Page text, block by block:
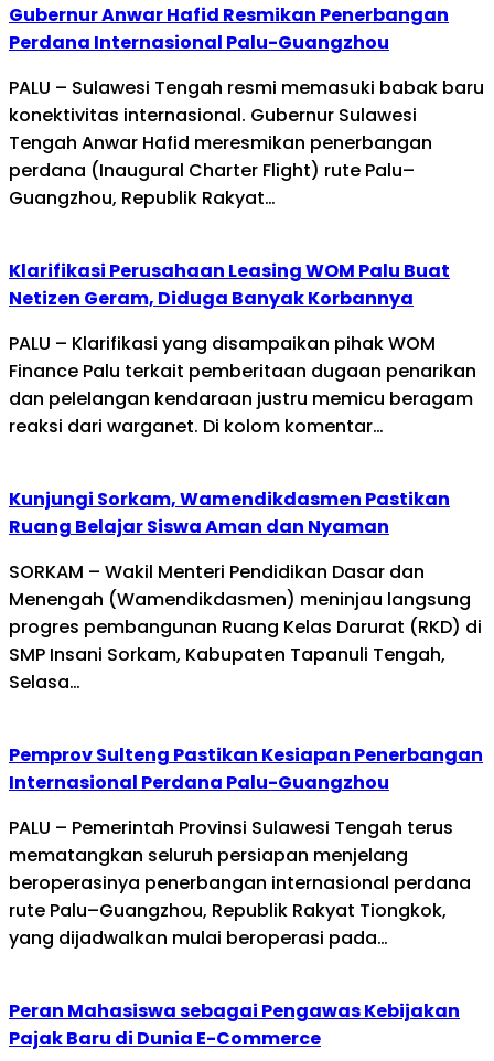
Gubernur Anwar Hafid Resmikan Penerbangan
Perdana Internasional Palu-Guangzhou
PALU – Sulawesi Tengah resmi memasuki babak baru
konektivitas internasional. Gubernur Sulawesi
Tengah Anwar Hafid meresmikan penerbangan
perdana (Inaugural Charter Flight) rute Palu–
Guangzhou, Republik Rakyat…
Klarifikasi Perusahaan Leasing WOM Palu Buat
Netizen Geram, Diduga Banyak Korbannya
PALU – Klarifikasi yang disampaikan pihak WOM
Finance Palu terkait pemberitaan dugaan penarikan
dan pelelangan kendaraan justru memicu beragam
reaksi dari warganet. Di kolom komentar…
Kunjungi Sorkam, Wamendikdasmen Pastikan
Ruang Belajar Siswa Aman dan Nyaman
SORKAM – Wakil Menteri Pendidikan Dasar dan
Menengah (Wamendikdasmen) meninjau langsung
progres pembangunan Ruang Kelas Darurat (RKD) di
SMP Insani Sorkam, Kabupaten Tapanuli Tengah,
Selasa…
Pemprov Sulteng Pastikan Kesiapan Penerbangan
Internasional Perdana Palu-Guangzhou
PALU – Pemerintah Provinsi Sulawesi Tengah terus
mematangkan seluruh persiapan menjelang
beroperasinya penerbangan internasional perdana
rute Palu–Guangzhou, Republik Rakyat Tiongkok,
yang dijadwalkan mulai beroperasi pada…
Peran Mahasiswa sebagai Pengawas Kebijakan
Pajak Baru di Dunia E-Commerce